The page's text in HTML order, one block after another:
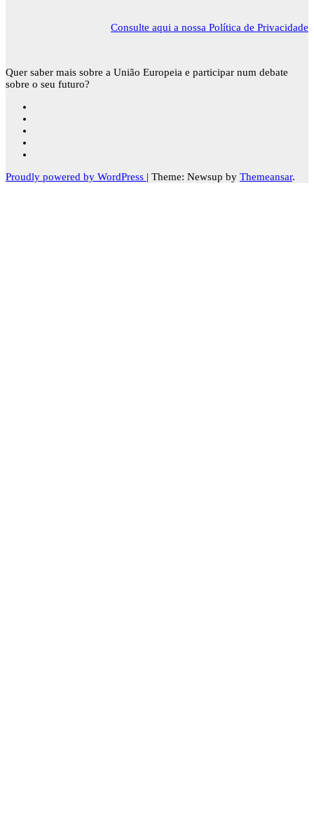
Consulte aqui a nossa Política de Privacidade
Quer saber mais sobre a União Europeia e participar num debate
sobre o seu futuro?
Proudly powered by WordPress | Theme: Newsup by Themeansar.